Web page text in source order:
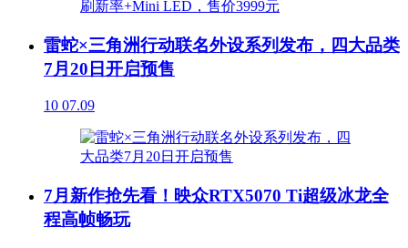
雷蛇×三角洲行动联名外设系列发布，四大品类
7月20日开启预售
10 07.09
7月新作抢先看！映众RTX5070 Ti超级冰龙全
程高帧畅玩